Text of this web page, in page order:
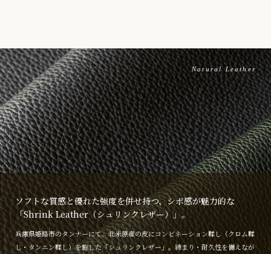
Natural Leather
ソフトな質感と優れた強度を併せ持つ、シボ感が魅力的な
「Shrink Leather（シュリンクレザー）」。
兵庫県姫路市のタンナーにて、北米原産の皮にコンビネーション鞣し（クロム鞣
し・タンニン鞣し）を施した「シュリンクレザー」。締まり・耐久性を備えなが